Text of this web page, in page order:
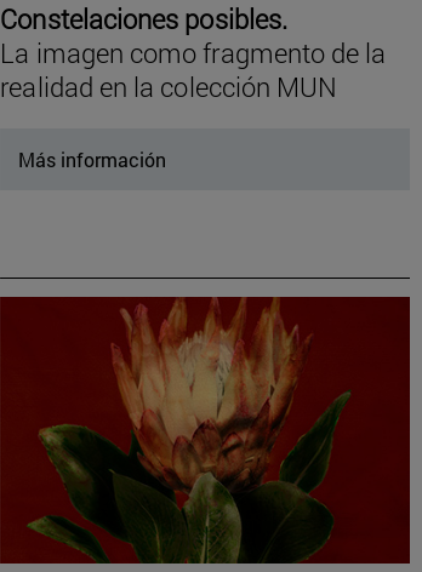
Constelaciones posibles.
La imagen como fragmento de la
realidad en la colección MUN
Más información